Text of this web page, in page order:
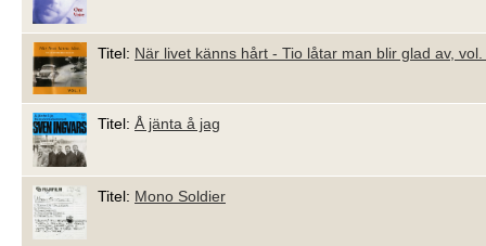
Titel: När livet känns hårt - Tio låtar man blir glad av, vol.
Titel: Å jänta å jag
Titel: Mono Soldier